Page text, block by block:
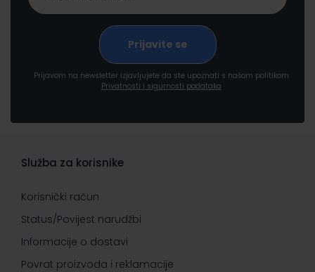
Prijavom na newsletter izjavljujete da ste upoznati s našom politikom
Privatnosti i sigurnosti podataka
Služba za korisnike
Korisnički račun
Status/Povijest narudžbi
Informacije o dostavi
Povrat proizvoda i reklamacije